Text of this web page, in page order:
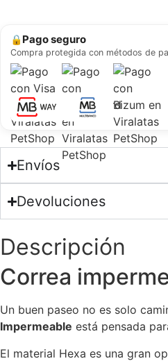
🔒 Pago seguro
Compra protegida con métodos de
Envíos
Devoluciones
Descripción
Correa
Un buen paseo no es solo
Impermeable está pensada
El material Hexa es una gran